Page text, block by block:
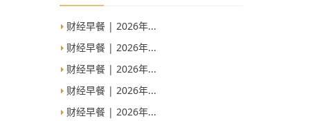
财经早餐 | 2026年...
财经早餐 | 2026年...
财经早餐 | 2026年...
财经早餐 | 2026年...
财经早餐 | 2026年...